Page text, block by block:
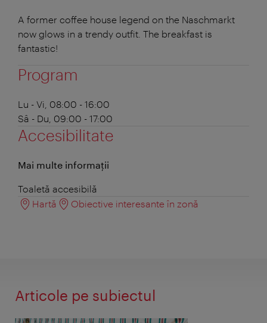
A former coffee house legend on the Naschmarkt
now glows in a trendy outfit. The breakfast is
fantastic!
Program
Lu - Vi, 08:00 - 16:00
Sâ - Du, 09:00 - 17:00
Accesibilitate
Mai multe informații
Toaletă accesibilă
Hartă
Obiective interesante în zonă
Articole pe subiectul